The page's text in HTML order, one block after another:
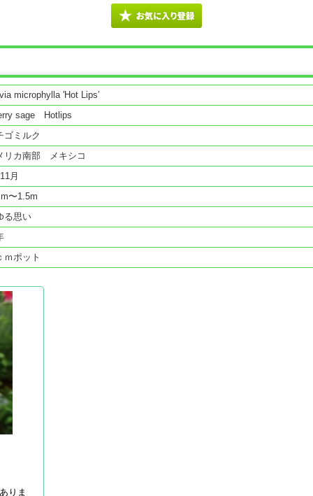
microphylla 'Hot Lips’
sage Hotlips
ゴミルク
リカ南部 メキシコ
月
〜1.5m
る思い
ｍポット
りま